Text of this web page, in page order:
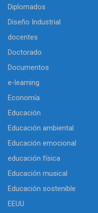
Diplomados
Diseño Industrial
docentes
Doctorado
Documentos
e-learning.
Economía
Educación
Educación ambiental
Educación emocional
educación física
Educación musical
Educación sostenible
EEUU